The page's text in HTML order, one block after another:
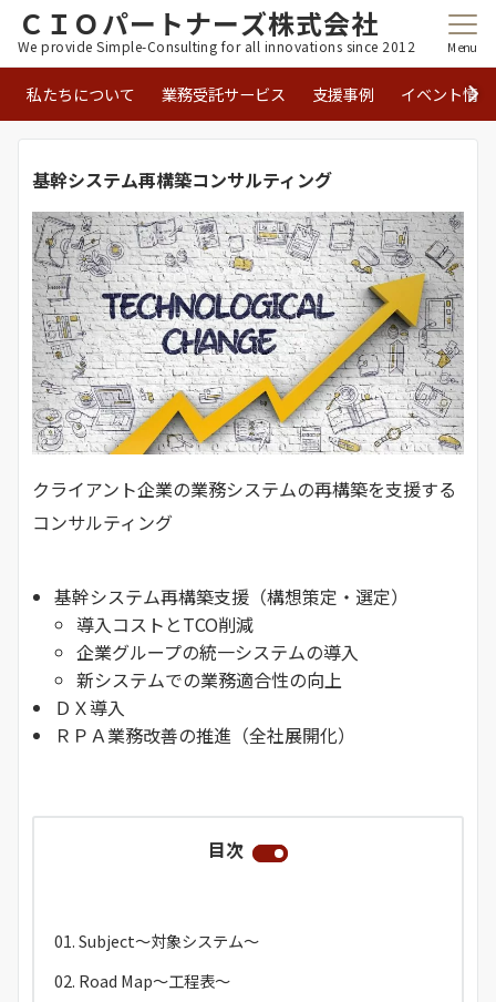
ＣＩＯパートナーズ株式会社
We provide Simple-Consulting for all innovations since 2012 Menu
私たちについて 業務受託サービス 支援事例 イベント情報
基幹システム再構築コンサルティング
クライアント企業の業務システムの再構築を支援する
コンサルティング
基幹システム再構築支援（構想策定・選定）
導入コストとTCO削減
企業グループの統一システムの導入
新システムでの業務適合性の向上
ＤＸ導入
ＲＰＡ業務改善の推進（全社展開化）
目次
Subject～対象システム～
Road Map～工程表～